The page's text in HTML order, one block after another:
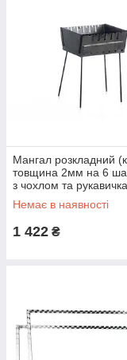
Мангал розкладний
товщина 2мм на 6
з чохлом та
СИЛА
Немає в наявності
1 422 ₴